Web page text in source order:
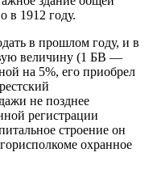
в 1912 году.
в прошлом году, и в
величину (1 БВ —
на 5%, его приобрел
не позднее
регистрации
строение он
охранное